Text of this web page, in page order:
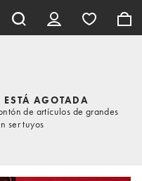
AGOTADA
de artículos de grandes
ser tuyos